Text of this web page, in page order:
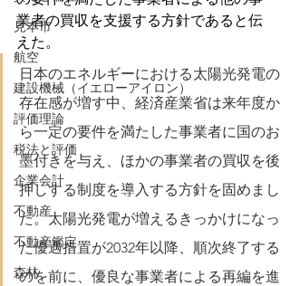
見本市
航空
建設機械（イエローアイロン）
評価理論
税法と評価
企業会計
不動産
不動産鑑定
森林
業者の買収を支援する方針であると伝
えた。
日本のエネルギーにおける太陽光発電の
存在感が増す中、経済産業省は来年度か
ら一定の要件を満たした事業者に国のお
墨付きを与え、ほかの事業者の買収を後
押しする制度を導入する方針を固めまし
た。太陽光発電が増えるきっかけになっ
た優遇措置が2032年以降、順次終了する
のを前に、優良な事業者による再編を進